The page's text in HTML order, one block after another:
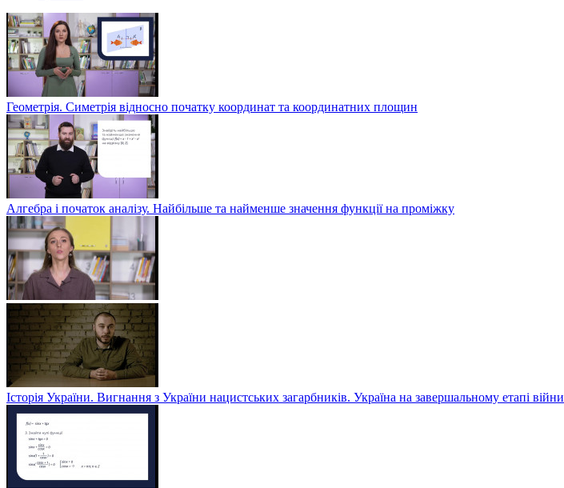
Геометрія. Симетрія відносно початку координат та координатних площин
Алгебра і початок аналізу. Найбільше та найменше значення функції на проміжку
Історія України. Вигнання з України нацистських загарбників. Україна на завершальному етапі війни